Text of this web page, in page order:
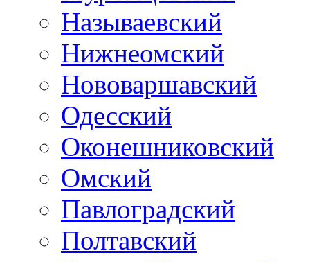
Называевский
Нижнеомский
Нововаршавский
Одесский
Оконешниковский
Омский
Павлоградский
Полтавский